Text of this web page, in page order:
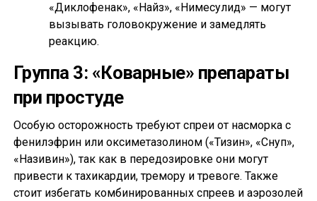
«Диклофенак», «Найз», «Нимесулид» — могут
вызывать головокружение и замедлять
реакцию.
Группа 3: «Коварные» препараты
при простуде
Особую осторожность требуют спреи от насморка с
фенилэфрин или оксиметазолином («Тизин», «Снуп»,
«Називин»), так как в передозировке они могут
привести к тахикардии, тремору и тревоге. Также
стоит избегать комбинированных спреев и аэрозолей